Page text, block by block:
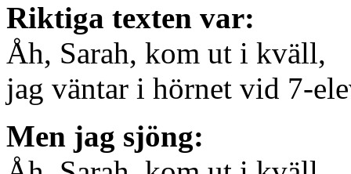
Riktiga texten var:
Åh, Sarah, kom ut i kväll,
jag väntar i hörnet vid 7-
Men jag sjöng: